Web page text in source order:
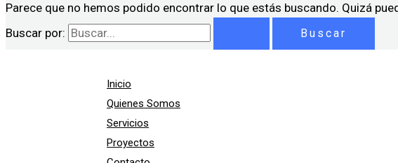
Parece que no hemos podido encontrar lo que estás buscando. Quizá
Buscar por:
Inicio
Quienes Somos
Servicios
Proyectos